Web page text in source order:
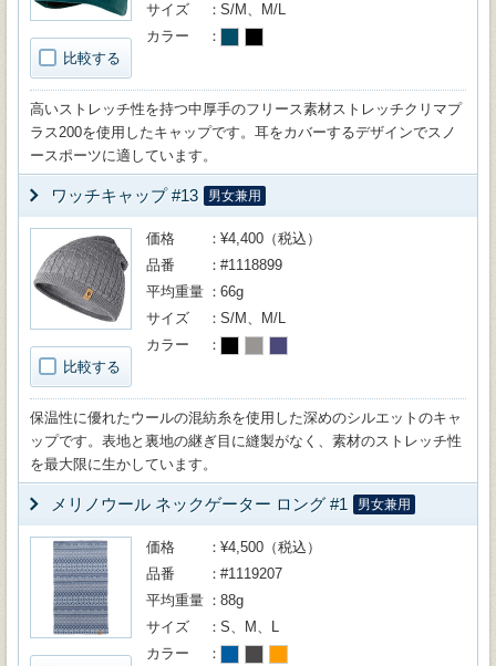
比較する
サイズ
S/M、M/L
カラー
高いストレッチ性を持つ中厚手のフリース素材ストレッチクリマプ
ラス200を使用したキャップです。耳をカバーするデザインでスノ
ースポーツに適しています。
ワッチキャップ #13 男女兼用
比較する
価格
¥4,400（税込）
品番
#1118899
平均重量
66g
サイズ
S/M、M/L
カラー
保温性に優れたウールの混紡糸を使用した深めのシルエットのキャ
ップです。表地と裏地の継ぎ目に縫製がなく、素材のストレッチ性
を最大限に生かしています。
メリノウール ネックゲーター ロング #1 男女兼用
価格
¥4,500（税込）
品番
#1119207
平均重量
88g
サイズ
S、M、L
カラー